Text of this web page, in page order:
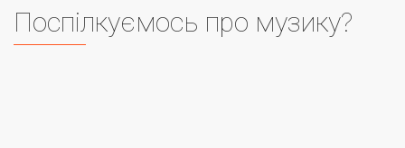
Поспілкуємось про музику?